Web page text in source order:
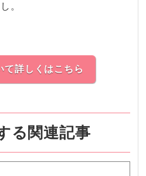
。
て詳しくはこちら
る関連記事